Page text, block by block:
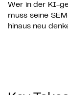
Wer in der KI-
muss seine
hinaus neu